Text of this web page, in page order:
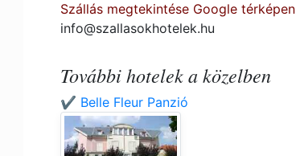
Szállás megtekintése Google térképen
info@szallasokhotelek.hu
További hotelek a közelben
✔️ Belle Fleur Panzió